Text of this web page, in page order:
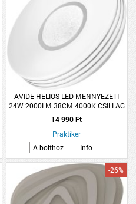
AVIDE HELIOS LED MENNYEZETI
24W 2000LM 38CM 4000K CSILLAG
ÉS KRISTÁLY EFFEKTEL
14 990 Ft
Praktiker
A bolthoz
Info
-26%